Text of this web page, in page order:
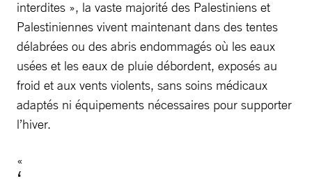
interdites », la vaste majorité des Palestiniens et
Palestiniennes vivent maintenant dans des tentes
délabrées ou des abris endommagés où les eaux
usées et les eaux de pluie débordent, exposés au
froid et aux vents violents, sans soins médicaux
adaptés ni équipements nécessaires pour supporter
l’hiver.